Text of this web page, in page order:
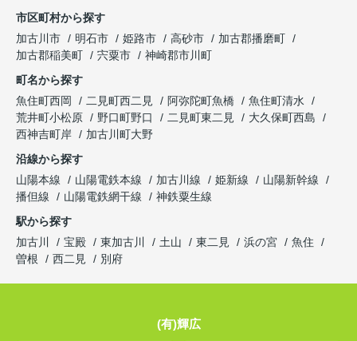
市区町村から探す
加古川市
明石市 姫路市 高砂市
加古郡播磨町
加古郡稲美町
宍粟市
神崎郡市川町
町名から探す
魚住町西岡
二見町西二見 阿弥陀町魚橋
魚住町清水
荒井町小松原
野口町野口 二見町東二見
大久保町西島
西神吉町岸
加古川町大野
沿線から探す
山陽本線
山陽電鉄本線 加古川線 姫新線
山陽新幹線
播但線
山陽電鉄網干線
神鉄粟生線
駅から探す
加古川
宝殿 東加古川 土山 東二見 浜の宮
魚住
曽根
西二見 別府
(有)輝広